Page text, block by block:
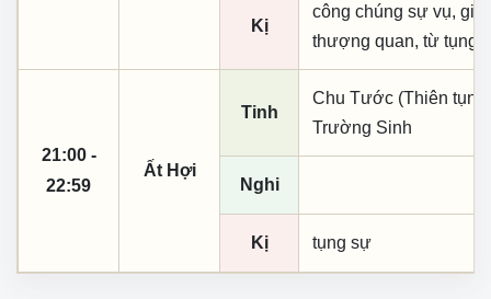
Kị
công chúng sự vụ, giá
thượng quan, từ tụng
21:00 -
22:59
Ất Hợi
Tinh
Chu Tước (Thiên
Trường Sinh
Nghi
Kị tụng sự